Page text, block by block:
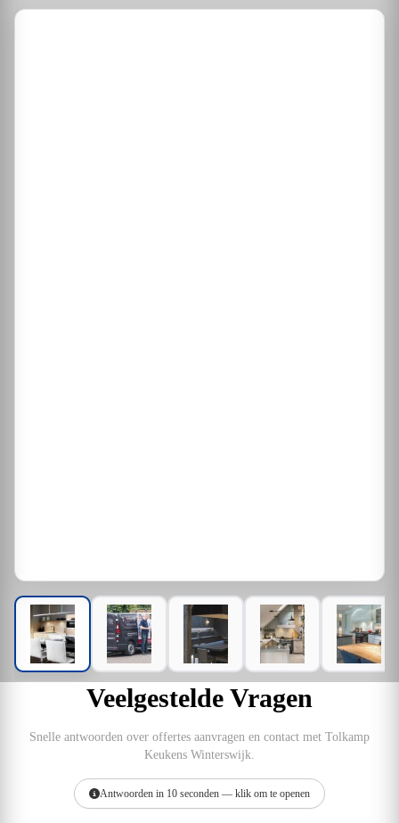
Veelgestelde Vragen
Snelle antwoorden over offertes aanvragen en contact met Tolkamp
Keukens Winterswijk.
Antwoorden in 10 seconden — klik om te openen